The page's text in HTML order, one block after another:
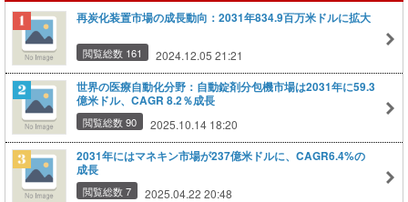
再炭化装置市場の成長動向：2031年834.9百万米ドルに拡大
閲覧総数 161 2024.12.05 21:21
世界の医療自動化分野：自動錠剤分包機市場は2031年に59.3
億米ドル、CAGR 8.2％成長
閲覧総数 90 2025.10.14 18:20
2031年にはマネキン市場が237億米ドルに、CAGR6.4%の
成長
閲覧総数 7 2025.04.22 20:48